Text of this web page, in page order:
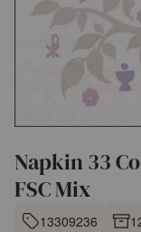
Napkin 33
FSC Mix
13309236